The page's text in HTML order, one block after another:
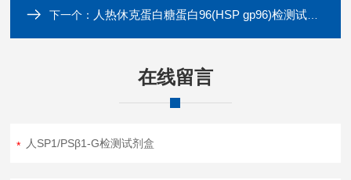
下一个： 人热休克蛋白糖蛋白96(HSP gp96)检测试剂盒
在线留言